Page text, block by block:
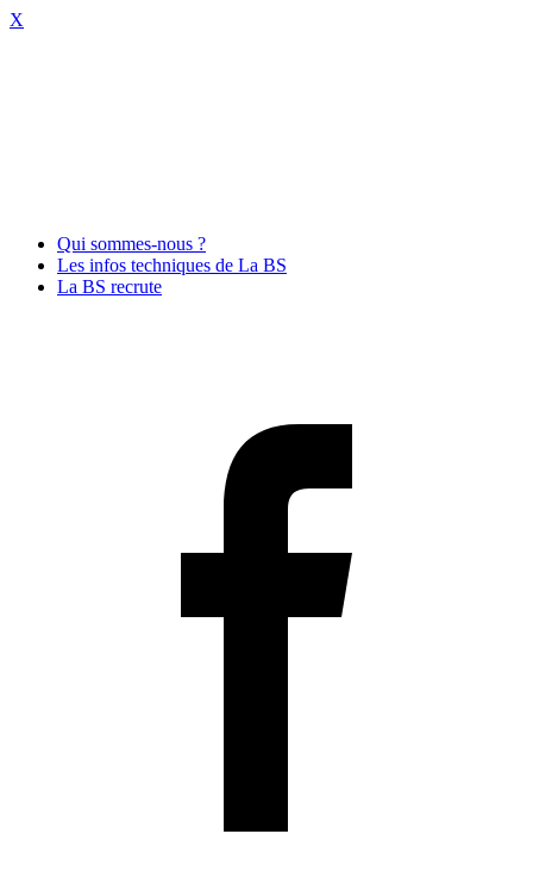
X
Qui sommes-nous ?
Les infos techniques de La BS
La BS recrute